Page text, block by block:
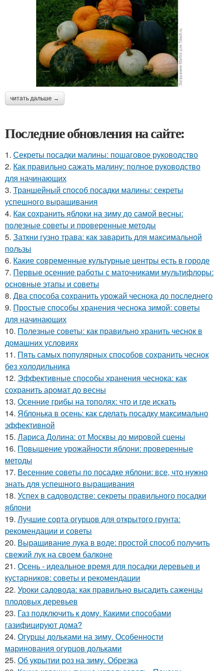
читать дальше →
Последние обновления на сайте:
1. Секреты посадки малины: пошаговое руководство
2. Как правильно сажать малину: полное руководство
для начинающих
3. Траншейный способ посадки малины: секреты
успешного выращивания
4. Как сохранить яблоки на зиму до самой весны:
полезные советы и проверенные методы
5. Заткни гузно трава: как заварить для максимальной
пользы
6. Какие современные культурные центры есть в городе
7. Первые осенние работы с маточниками мультифлоры:
основные этапы и советы
8. Два способа сохранить урожай чеснока до последнего
9. Простые способы хранения чеснока зимой: советы
для начинающих
10. Полезные советы: как правильно хранить чеснок в
домашних условиях
11. Пять самых популярных способов сохранить чеснок
без холодильника
12. Эффективные способы хранения чеснока: как
сохранить аромат до весны
13. Осенние грибы на тополях: что и где искать
14. Яблонька в осень: как сделать посадку максимально
эффективной
15. Лариса Долина: от Москвы до мировой сцены
16. Повышение урожайности яблони: проверенные
методы
17. Весенние советы по посадке яблони: все, что нужно
знать для успешного выращивания
18. Успех в садоводстве: секреты правильного посадки
яблони
19. Лучшие сорта огурцов для открытого грунта:
рекомендации и советы
20. Выращивание лука в воде: простой способ получить
свежий лук на своем балконе
21. Осень - идеальное время для посадки деревьев и
кустарников: советы и рекомендации
22. Уроки садовода: как правильно высадить саженцы
плодовых деревьев
23. Газ подключить к дому. Какими способами
газифицируют дома?
24. Огурцы дольками на зиму. Особенности
маринования огурцов дольками
25. Об укрытии роз на зиму. Обрезка